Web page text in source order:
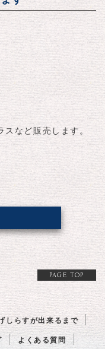
など販売します。
PAGE TOP
しらすが出来るまで
よくある質問